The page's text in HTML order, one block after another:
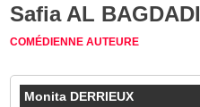
Safia AL BAGDADI
COMÉDIENNEAUTEURE
Monita DERRIEUX